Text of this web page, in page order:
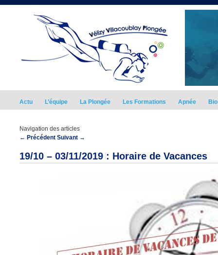
Actu L’équipe La Plongée Les Formations Apnée Bio
Navigation des articles
← Précédent Suivant →
19/10 – 03/11/2019 : Horaire de Vacances